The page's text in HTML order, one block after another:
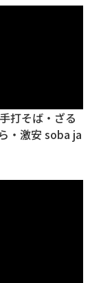
打そば・ざる
・激安 soba ja